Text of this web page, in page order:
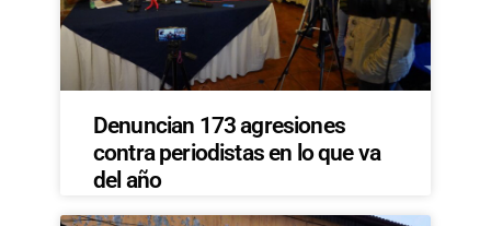
Denuncian 173 agresiones
contra periodistas en lo que va
del año